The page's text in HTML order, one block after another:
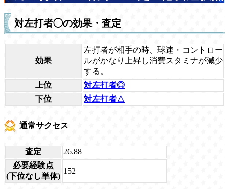
対左打者◯の効果・査定
効果
左打者が相手の時、球速・コントロー
ルがかなり上昇し消費スタミナが減少
する。
上位
対左打者◎
下位
対左打者△
通常サクセス
査定
26.88
必要経験点
(下位なし単体)
152